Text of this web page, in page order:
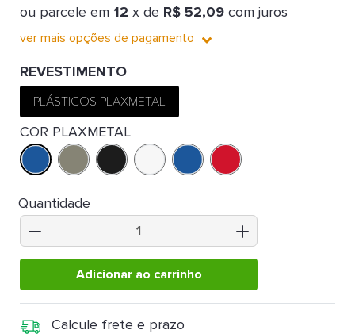
ou parcele em 12 x de R$ 52,09 com juros
ver mais opções de pagamento
REVESTIMENTO
PLÁSTICOS PLAXMETAL
COR PLAXMETAL
Quantidade
Adicionar ao carrinho
Calcule frete e prazo